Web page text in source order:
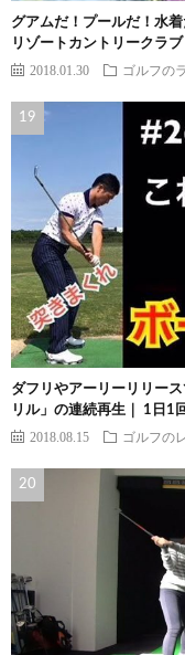
グアムだ！プールだ！水
リゾートカントリークラ
2018.01.30 ゴルフの
ダフリやアーリーリリー
リル」の連続再生｜ 1日1
2018.08.15 ゴルフの